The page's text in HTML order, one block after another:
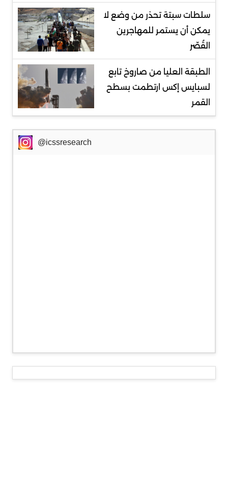
سلطات سبتة تحذر من وضع لا
يمكن أن يستمر للمهاجرين
القُصّر
الطبقة العليا من صاروخ تابع
لسبايس إكس ارتطمت بسطح
القمر
@icssresearch